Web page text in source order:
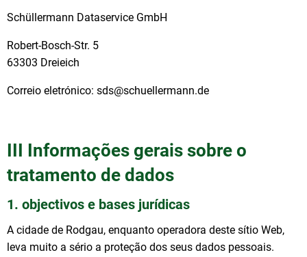
Schüllermann Dataservice GmbH
Robert-Bosch-Str. 5
63303 Dreieich
Correio eletrónico: sds@schuellermann.de
III Informações gerais sobre o
tratamento de dados
1. objectivos e bases jurídicas
A cidade de Rodgau, enquanto operadora deste sítio Web,
leva muito a sério a proteção dos seus dados pessoais.